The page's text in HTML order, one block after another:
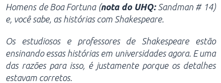
Homens de Boa Fortuna (nota do UHQ:Sandman # 14)
e, você sabe, as histórias com Shakespeare.
Os estudiosos e professores de Shakespeare estão
ensinando essas histórias em universidades agora. E uma
das razões para isso, é justamente porque os detalhes
estavam corretos.